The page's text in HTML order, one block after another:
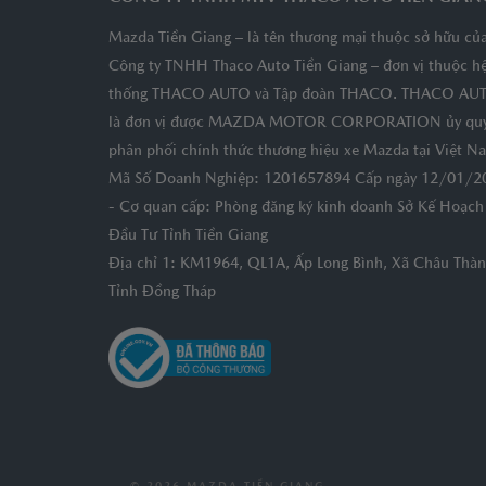
Mazda Tiền Giang – là tên thương mại thuộc sở hữu của
Công ty TNHH Thaco Auto Tiền Giang – đơn vị thuộc
thống THACO AUTO và Tập đoàn THACO. THACO
là đơn vị được MAZDA MOTOR CORPORATION ủy
phân phối chính thức thương hiệu xe Mazda tại Việt
Mã Số Doanh Nghiệp: 1201657894 Cấp ngày 12/01/
- Cơ quan cấp: Phòng đăng ký kinh doanh Sở Kế Hoạch
Đầu Tư Tỉnh Tiền Giang
Địa chỉ 1: KM1964, QL1A, Ấp Long Bình, Xã Châu
Tỉnh Đồng Tháp